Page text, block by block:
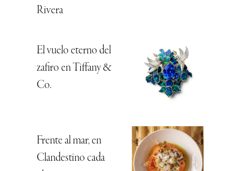
Rivera
El vuelo eterno del
zafiro en Tiffany &
Co.
Frente al mar, en
Clandestino cada